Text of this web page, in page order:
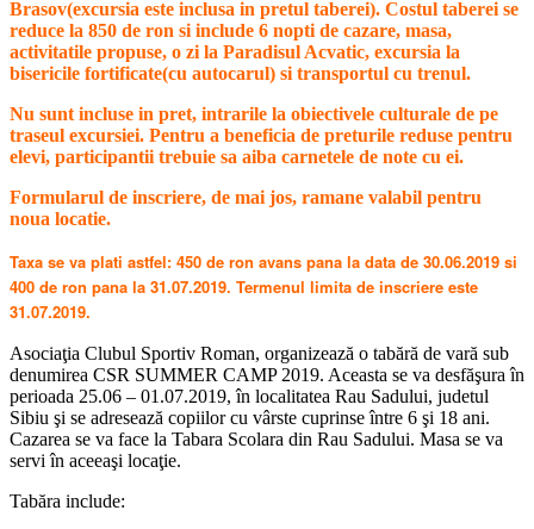
Brasov(excursia este inclusa in pretul taberei). Costul taberei se
reduce la 850 de ron si include 6 nopti de cazare, masa,
activitatile propuse, o zi la Paradisul Acvatic, excursia la
bisericile fortificate(cu autocarul) si transportul cu trenul.
Nu sunt incluse in pret, intrarile la obiectivele culturale de pe
traseul excursiei. Pentru a beneficia de preturile reduse pentru
elevi, participantii trebuie sa aiba carnetele de note cu ei.
Formularul de inscriere, de mai jos, ramane valabil pentru
noua locatie.
Taxa se va plati astfel: 450 de ron avans pana la data de 30.06.2019 si
400 de ron pana la 31.07.2019. Termenul limita de inscriere este
31.07.2019.
Asociaţia Clubul Sportiv Roman, organizează o tabără de vară sub
denumirea CSR SUMMER CAMP 2019. Aceasta se va desfăşura în
perioada 25.06 – 01.07.2019, în localitatea Rau Sadului, judetul
Sibiu şi se adresează copiilor cu vârste cuprinse între 6 şi 18 ani.
Cazarea se va face la Tabara Scolara din Rau Sadului. Masa se va
servi în aceeaşi locaţie.
Tabăra include: